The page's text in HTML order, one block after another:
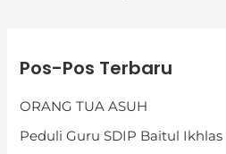
Pos-Pos Terbaru
ORANG TUA ASUH
Peduli Guru SDIP Baitul Ikhlas
a
g